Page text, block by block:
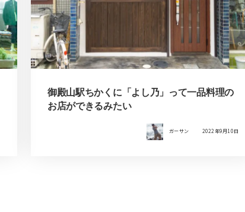
御殿山駅ちかくに「よし乃」って一品料理の
お店ができるみたい
ガーサン 2022年9月10日